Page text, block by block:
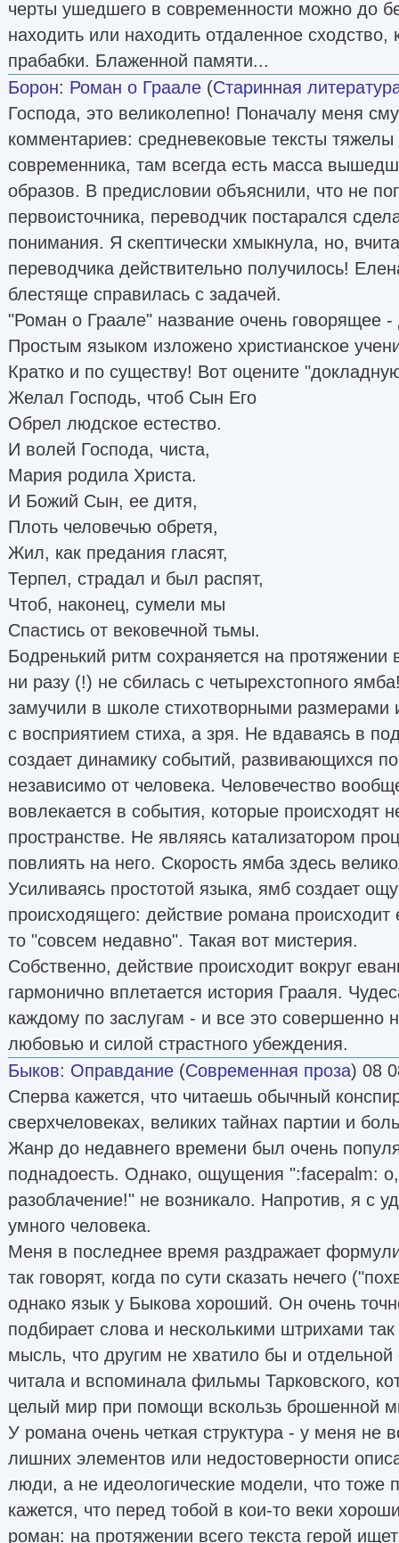
черты ушедшего в современности можно до
находить или находить отдаленное сходство,
прабабки. Блаженной памяти...
Борон: Роман о Граале (Старинная
Господа, это великолепно! Поначалу меня
комментариев: средневековые тексты
современника, там всегда есть масса
образов. В предисловии объяснили, что не
первоисточника, переводчик постарался
понимания. Я скептически хмыкнула, но,
переводчика действительно получилось!
блестяще справилась с задачей.
"Роман о Граале" название очень говорящее -
Простым языком изложено христианское
Кратко и по существу! Вот оцените
Желал Господь, чтоб Сын Его
Обрел людское естество.
И волей Господа, чиста,
Мария родила Христа.
И Божий Сын, ее дитя,
Плоть человечью обретя,
Жил, как предания гласят,
Терпел, страдал и был распят,
Чтоб, наконец, сумели мы
Спастись от вековечной тьмы.
Бодренький ритм сохраняется на протяжении
ни разу (!) не сбилась с четырехстопного
замучили в школе стихотворными размерами
с восприятием стиха, а зря. Не вдаваясь в
создает динамику событий, развивающихся
независимо от человека. Человечество
вовлекается в события, которые происходят
пространстве. Не являясь катализатором
повлиять на него. Скорость ямба здесь
Усиливаясь простотой языка, ямб создает
происходящего: действие романа происходит
то "совсем недавно". Такая вот мистерия.
Собственно, действие происходит вокруг
гармонично вплетается история Грааля.
каждому по заслугам - и все это совершенно
любовью и силой страстного убеждения.
Быков: Оправдание (Современная проза) 08
Сперва кажется, что читаешь обычный
сверхчеловеках, великих тайнах партии и
Жанр до недавнего времени был очень
поднадоесть. Однако, ощущения ":facepalm:
разоблачение!" не возникало. Напротив, я с
умного человека.
Меня в последнее время раздражает
так говорят, когда по сути сказать нечего
однако язык у Быкова хороший. Он очень
подбирает слова и несколькими штрихами
мысль, что другим не хватило бы и
читала и вспоминала фильмы Тарковского,
целый мир при помощи вскользь брошенной
У романа очень четкая структура - у меня не
лишних элементов или недостоверности
люди, а не идеологические модели, что тоже
кажется, что перед тобой в кои-то веки
роман: на протяжении всего текста герой